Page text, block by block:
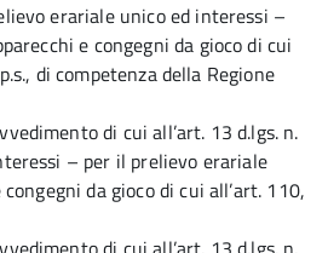
erariale unico ed interessi –
e congegni da gioco di cui
di competenza della Regione
di cui all’art. 13 d.lgs. n.
– per il prelievo erariale
da gioco di cui all’art. 110,